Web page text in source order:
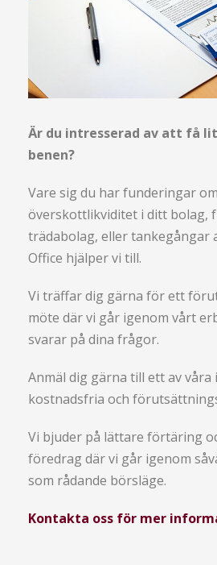
Är du intresserad av att få
benen?
Vare sig du har funderingar
överskottlikviditet i ditt bolag,
trädabolag, eller tankegångar
Office hjälper vi till.
Vi träffar dig gärna för ett
möte där vi går igenom vårt
svarar på dina frågor.
Anmäl dig gärna till ett av våra
kostnadsfria och
Vi bjuder på lättare förtäring
föredrag där vi går igenom
som rådande börsläge.
Kontakta oss för mer